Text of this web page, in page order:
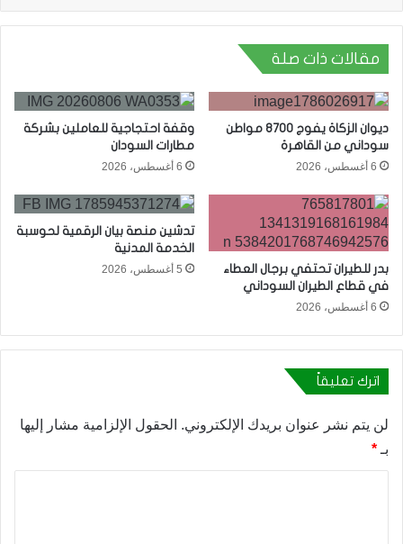
مقالات ذات صلة
ديوان الزكاة يفوج 8700 مواطن
سوداني من القاهرة
6 أغسطس، 2026
وقفة احتجاجية للعاملين بشركة
مطارات السودان
6 أغسطس، 2026
بدر للطيران تحتفي برجال العطاء
في قطاع الطيران السوداني
6 أغسطس، 2026
تدشين منصة بيان الرقمية لحوسبة
الخدمة المدنية
5 أغسطس، 2026
اترك تعليقاً
لن يتم نشر عنوان بريدك الإلكتروني. الحقول الإلزامية مشار إليها
بـ *